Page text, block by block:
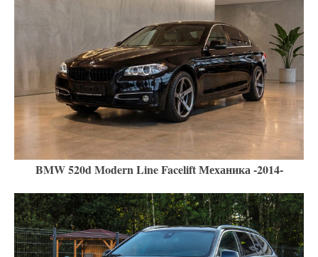
BMW 520d Modern Line Facelift Механика -2014-